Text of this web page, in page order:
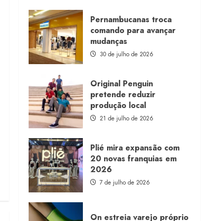
Morena
Rosa
lança
franquia
com
estoque
consignado
Pernambucanas troca
comando para avançar
mudanças
30 de julho de 2026
Original Penguin
pretende reduzir
produção local
21 de julho de 2026
Plié mira expansão com
20 novas franquias em
2026
7 de julho de 2026
On estreia varejo próprio